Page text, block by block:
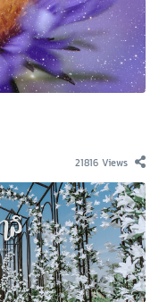
21816 Views